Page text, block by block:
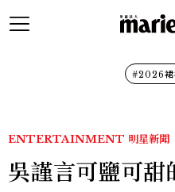
#2026裙
ENTERTAINMENT 明星新聞
吳謹言可鹽可